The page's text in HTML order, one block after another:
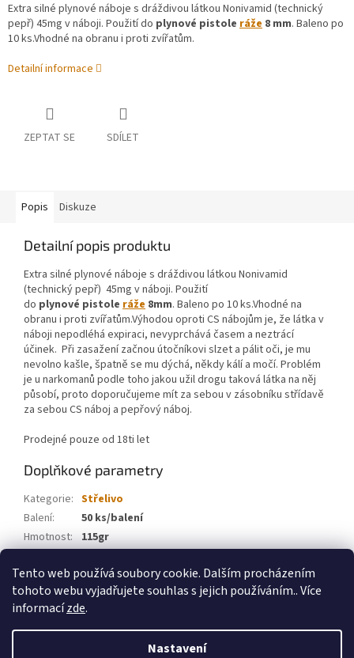
Tento web používá soubory cookie. Dalším procházením
tohoto webu vyjadřujete souhlas s jejich používáním.. Více
informacízde.
Nastavení
Extra silné plynové náboje s dráždivou látkou Nonivamid (technický
pepř) 45mg v náboji. Použití do plynové pistole ráže 8 mm. Baleno po
10 ks.Vhodné na obranu i proti zvířatům.
Detailní informace
ZEPTAT SE SDÍLET
Popis Diskuze
Detailní popis produktu
Extra silné plynové náboje s dráždivou látkou Nonivamid
(technický pepř) 45mg v náboji. Použití
do plynové pistole ráže 8mm. Baleno po 10 ks.Vhodné na
obranu i proti zvířatům.Výhodou oproti CS nábojům je, že látka v
náboji nepodléhá expiraci, nevyprchává časem a neztrácí
účinek. Při zasažení začnou útočníkovi slzet a pálit oči, je mu
nevolno kašle, špatně se mu dýchá, někdy kálí a močí. Problém
je u narkomanů podle toho jakou užil drogu taková látka na něj
působí, proto doporučujeme mít za sebou v zásobníku střídavě
za sebou CS náboj a pepřový náboj.
Prodejné pouze od 18ti let
Doplňkové parametry
Kategorie: Střelivo
Balení:
50 ks/balení
Hmotnost:
115gr
Typ: FMJ
Vytvořil Shoptet